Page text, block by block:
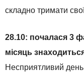
складно тримати
28.10: почалася 3
місяць
Несприятливий